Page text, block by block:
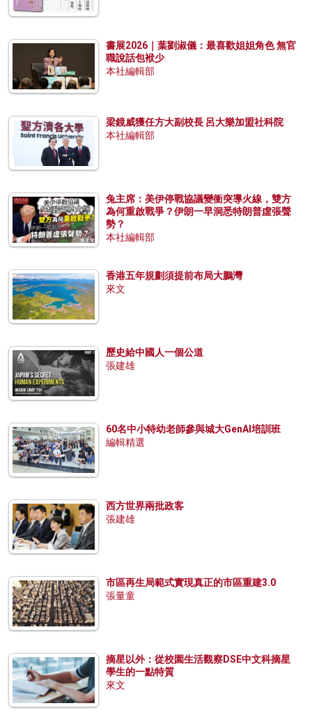
書展2026｜葉劉淑儀：最喜歡姐姐角色 無官
職說話包袱少
本社編輯部
梁鏡威獲任方大副校長 呂大樂加盟社科院
本社編輯部
兔主席：美伊停戰協議變衝突導火線，雙方
為何重啟戰爭？伊朗一早洞悉特朗普虛張聲
勢？
本社編輯部
香港五年規劃須提前布局大鵬灣
來文
歷史給中國人一個公道
張建雄
60名中小特幼老師參與城大GenAI培訓班
編輯精選
西方世界兩批政客
張建雄
市區再生局範式實現真正的市區重建3.0
張量童
摘星以外：從校園生活觀察DSE中文科摘星
學生的一點特質
來文